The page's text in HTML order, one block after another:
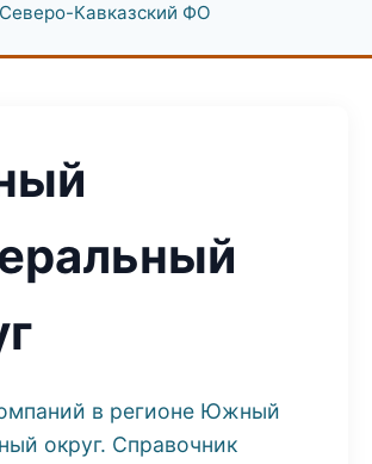
Северо-Кавказский ФО
в регионе Южный
округ. Справочник